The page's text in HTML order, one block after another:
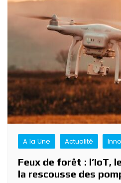
A la Une Actualité
Feux de forêt : l’IoT,
la rescousse des